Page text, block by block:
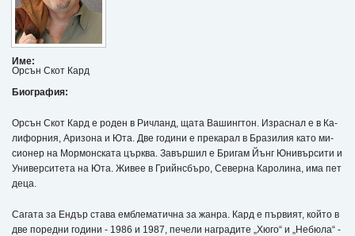
Име:
Орсън Скот Кард
Биография:
Ор­­­сън Скот Кард е ро­­ден в Рич­­­ланд, ща­­та Ва­­шин­­г­­­тон. Из­­­рас­­­нал е в Ка­­
ли­­фор­­­ния, Ари­­зо­­на и Юта. Две го­­ди­­ни е пре­­ка­­рал в Бра­­зи­­лия ка­­то ми­­
си­­о­­нер на Мор­­­мон­­с­­­ка­­та цър­­к­­­ва. За­­вър­­­шил е Бри­­гам Йънг Юни­­вър­­­си­­ти и
Уни­­вер­­­си­­те­­та на Юта. Жи­­вее в Грийн­­с­­­бъ­­ро, Се­­вер­­­на Ка­­ро­­ли­­на, има пет
де­­ца.
Са­­га­­та за Ен­­­дър ста­­ва ем­­б­­­ле­­ма­­тич­­­на за жан­­­ра. Кард е пър­­­ви­­ят, кой­­то в
две по­­ред­­­ни го­­ди­­ни - 1986 и 1987, пе­­че­­ли наг­­­ра­­ди­­те „Хю­­го“ и „Не­­бю­­ла“ -